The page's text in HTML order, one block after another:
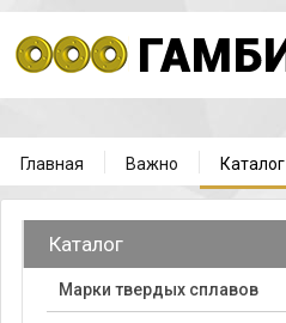
Главная Важно Каталог
Каталог
Марки твердых сплавов